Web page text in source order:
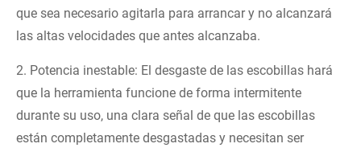
que sea necesario agitarla para arrancar y no alcanzará
las altas velocidades que antes alcanzaba.
2. Potencia inestable: El desgaste de las escobillas hará
que la herramienta funcione de forma intermitente
durante su uso, una clara señal de que las escobillas
están completamente desgastadas y necesitan ser